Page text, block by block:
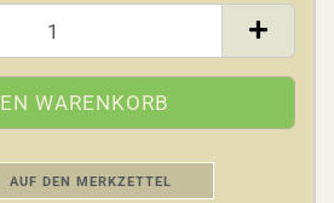
AUF DEN MERKZETTEL